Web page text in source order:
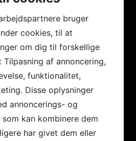
bruger
cookies, til at
om dig til forskellige
Tilpasning af annoncering,
funktionalitet,
Disse oplysninger
annoncerings- og
kan kombinere dem
har givet dem eller